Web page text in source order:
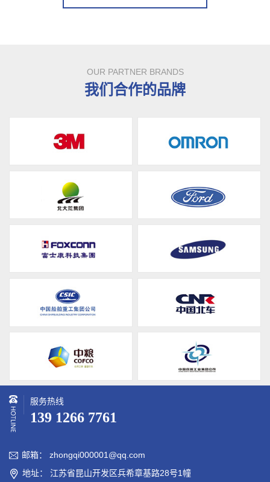
OUR PARTNER BRANDS
我们合作的品牌
服务热线
139 1266 7761
 邮箱： zhongqi000001@qq.com
 地址： 江苏省昆山开发区兵希章基路28号1幢